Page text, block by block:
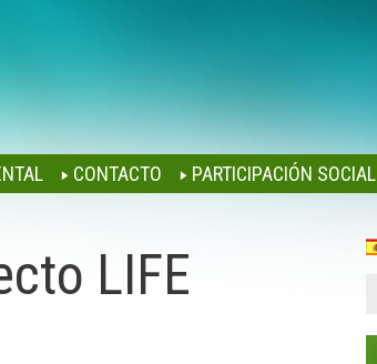
CONTACTO PARTICIPACIÓN SOCIAL
LIFE